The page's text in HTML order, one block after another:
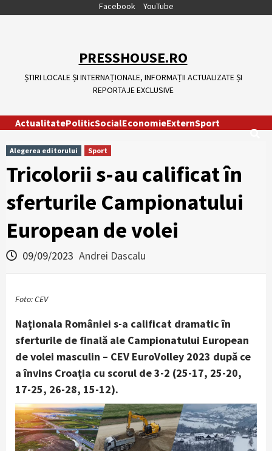
Facebook YouTube
PRESSHOUSE.RO
ȘTIRI LOCALE ȘI INTERNAȚIONALE, INFORMAȚII ACTUALIZATE ȘI
REPORTAJE EXCLUSIVE
ActualitatePoliticSocialEconomieExternSport
Alegerea editorului Sport
Tricolorii s-au calificat în
sferturile Campionatului
European de volei
09/09/2023 Andrei Dascalu
Foto: CEV
Naţionala României s-a calificat dramatic în
sferturile de finală ale Campionatului European
de volei masculin – CEV EuroVolley 2023 după ce
a învins Croaţia cu scorul de 3-2 (25-17, 25-20,
17-25, 26-28, 15-12).